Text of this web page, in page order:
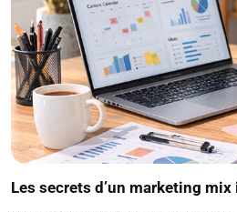
Les secrets d’un marketing